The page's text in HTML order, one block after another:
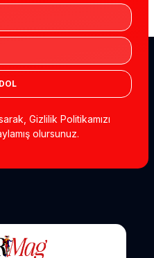
Gizlilik Politikamızı
olursunuz.